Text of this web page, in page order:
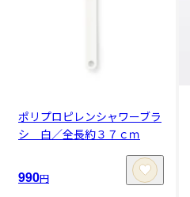
ポリプロピレンシャワーブラ
シ 白／全長約３７ｃｍ
990円